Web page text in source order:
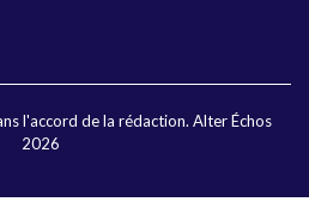
l'accord de la rédaction. Alter Échos
2026